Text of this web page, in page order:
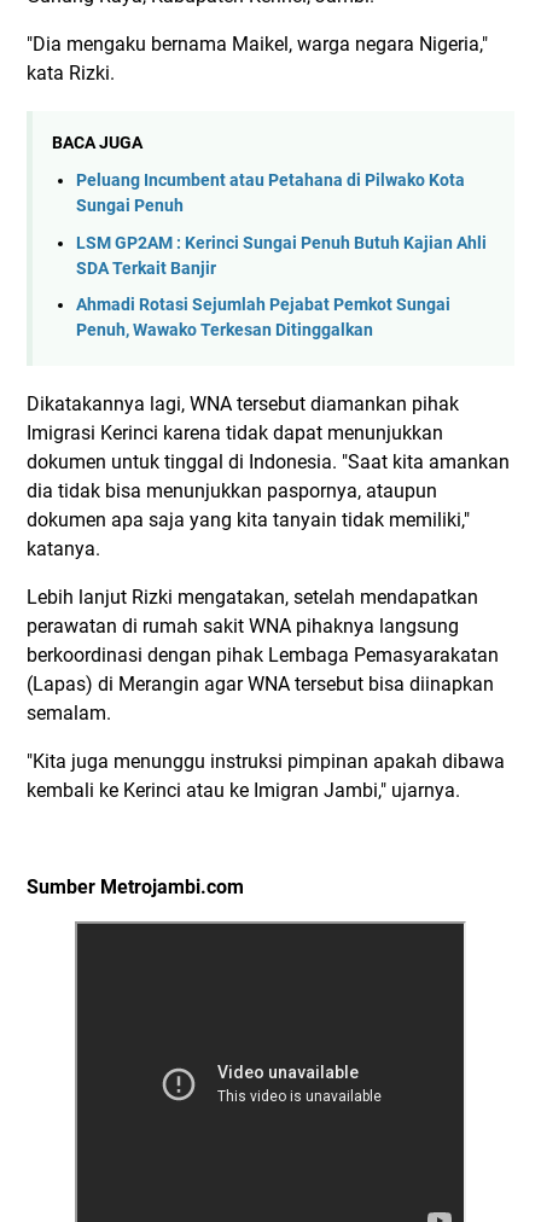
"Dia mengaku bernama Maikel, warga negara Nigeria,"
kata Rizki.
BACA JUGA
Peluang Incumbent atau Petahana di Pilwako Kota
Sungai Penuh
LSM GP2AM : Kerinci Sungai Penuh Butuh Kajian Ahli
SDA Terkait Banjir
Ahmadi Rotasi Sejumlah Pejabat Pemkot Sungai
Penuh, Wawako Terkesan Ditinggalkan
Dikatakannya lagi, WNA tersebut diamankan pihak
Imigrasi Kerinci karena tidak dapat menunjukkan
dokumen untuk tinggal di Indonesia. "Saat kita amankan
dia tidak bisa menunjukkan paspornya, ataupun
dokumen apa saja yang kita tanyain tidak memiliki,"
katanya.
Lebih lanjut Rizki mengatakan, setelah mendapatkan
perawatan di rumah sakit WNA pihaknya langsung
berkoordinasi dengan pihak Lembaga Pemasyarakatan
(Lapas) di Merangin agar WNA tersebut bisa diinapkan
semalam.
"Kita juga menunggu instruksi pimpinan apakah dibawa
kembali ke Kerinci atau ke Imigran Jambi," ujarnya.
Sumber Metrojambi.com